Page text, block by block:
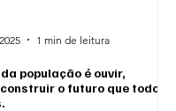
população é ouvir,
o futuro que todos
1 min de leitura